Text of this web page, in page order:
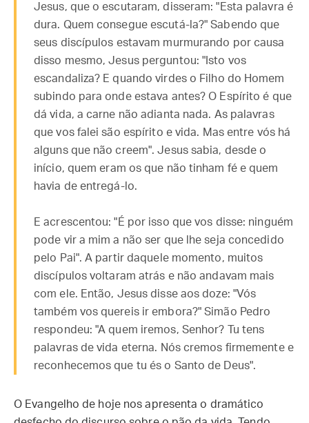
Jesus, que o escutaram, disseram: "Esta palavra é
dura. Quem consegue escutá-la?" Sabendo que
seus discípulos estavam murmurando por causa
disso mesmo, Jesus perguntou: "Isto vos
escandaliza? E quando virdes o Filho do Homem
subindo para onde estava antes? O Espírito é que
dá vida, a carne não adianta nada. As palavras
que vos falei são espírito e vida. Mas entre vós há
alguns que não creem". Jesus sabia, desde o
início, quem eram os que não tinham fé e quem
havia de entregá-lo.
E acrescentou: "É por isso que vos disse: ninguém
pode vir a mim a não ser que lhe seja concedido
pelo Pai". A partir daquele momento, muitos
discípulos voltaram atrás e não andavam mais
com ele. Então, Jesus disse aos doze: "Vós
também vos quereis ir embora?" Simão Pedro
respondeu: "A quem iremos, Senhor? Tu tens
palavras de vida eterna. Nós cremos firmemente e
reconhecemos que tu és o Santo de Deus".
O Evangelho de hoje nos apresenta o dramático